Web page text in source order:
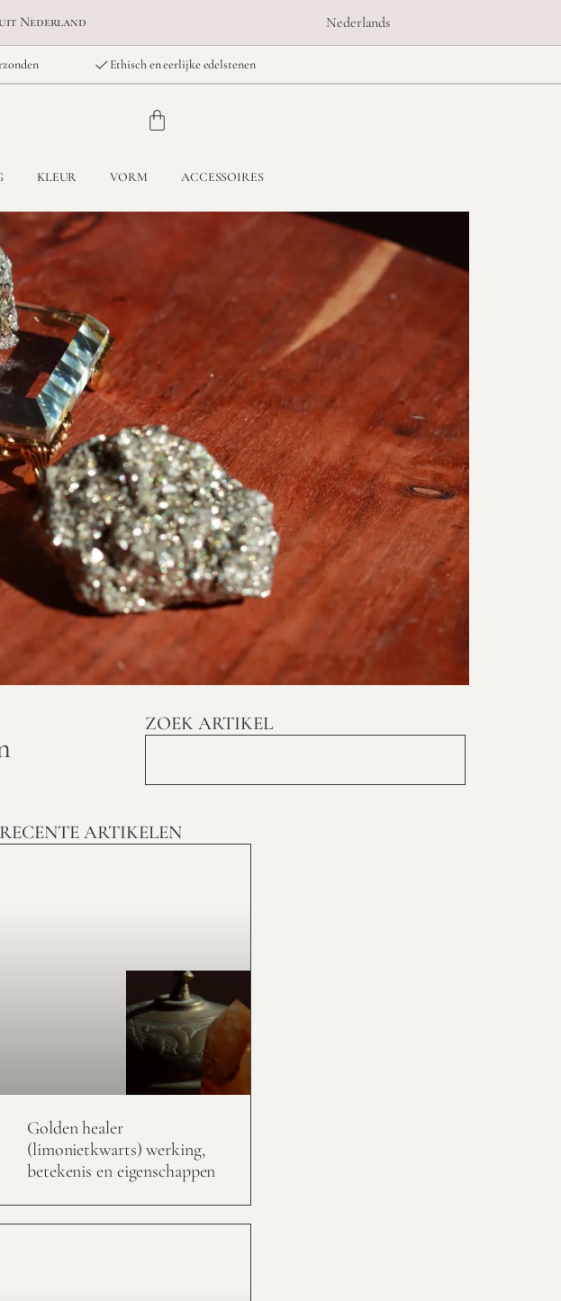
Nederland Nederlands
Ethisch en eerlijke edelstenen
KLEUR VORM ACCESSOIRES
ZOEK ARTIKEL
RECENTE ARTIKELEN
Golden healer
(limonietkwarts) werking,
betekenis en eigenschappen